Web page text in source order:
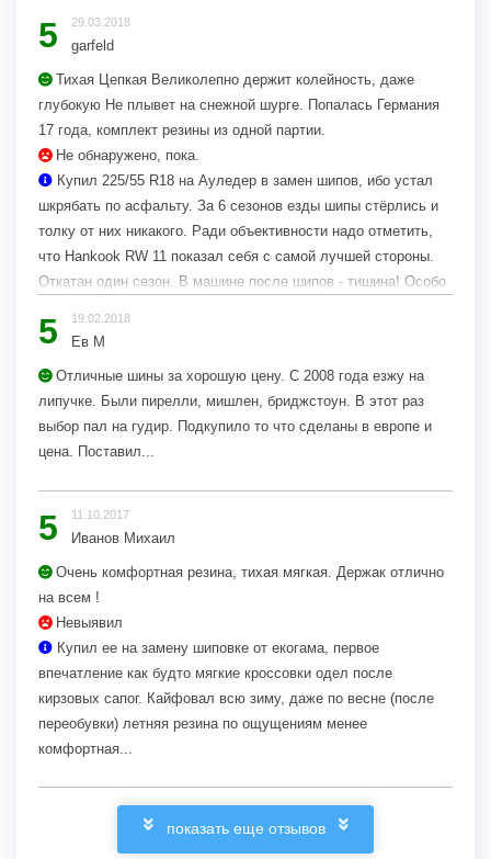
5 29.03.2018
garfeld
Тихая Цепкая Великолепно держит колейность, даже
глубокую Не плывет на снежной шурге. Попалась Германия
17 года, комплект резины из одной партии.
Не обнаружено, пока.
Купил 225/55 R18 на Ауледер в замен шипов, ибо устал
шкрябать по асфальту. За 6 сезонов езды шипы стёрлись и
толку от них никакого. Ради объективности надо отметить,
что Hankook RW 11 показал себя с самой лучшей стороны.
Откатан один сезон. В машине после шипов - тишина! Особо
Очень хорошо на снегу. При Собянине снег во дворах
5 19.02.2018
Ев М
Отличные шины за хорошую цену. С 2008 года езжу на
липучке. Были пирелли, мишлен, бриджстоун. В этот раз
выбор пал на гудир. Подкупило то что сделаны в европе и
цена. Поставил...
5 11.10.2017
Иванов Михаил
Очень комфортная резина, тихая мягкая. Держак отлично
на всем !
Невыявил
Купил ее на замену шиповке от екогама, первое
впечатление как будто мягкие кроссовки одел после
кирзовых сапог. Кайфовал всю зиму, даже по весне (после
переобувки) летняя резина по ощущениям менее
комфортная...
показать еще отзывов